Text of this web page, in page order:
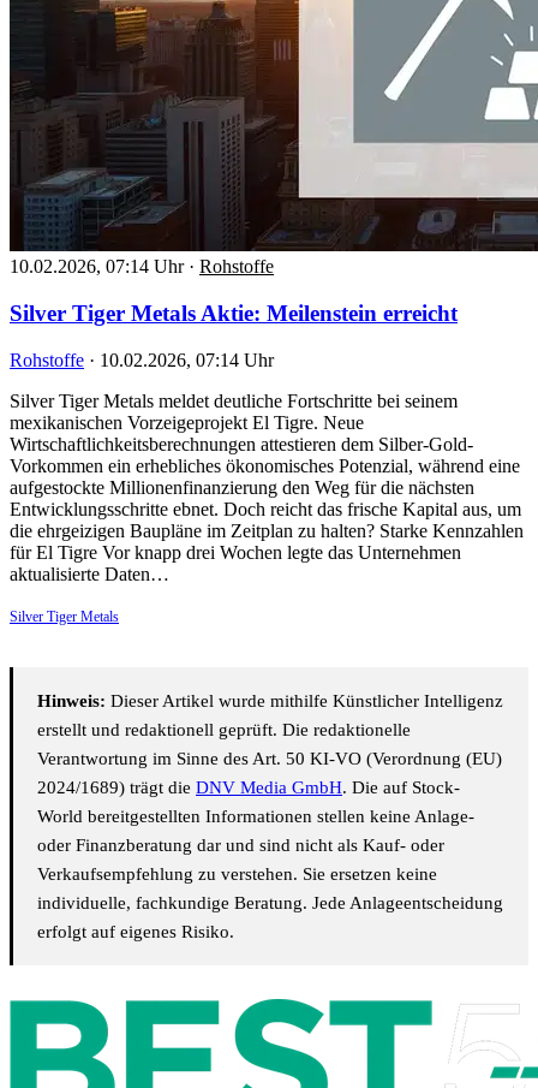
10.02.2026, 07:14 Uhr · Rohstoffe
Silver Tiger Metals Aktie: Meilenstein erreicht
Rohstoffe · 10.02.2026, 07:14 Uhr
Silver Tiger Metals meldet deutliche Fortschritte bei seinem
mexikanischen Vorzeigeprojekt El Tigre. Neue
Wirtschaftlichkeitsberechnungen attestieren dem Silber-Gold-
Vorkommen ein erhebliches ökonomisches Potenzial, während eine
aufgestockte Millionenfinanzierung den Weg für die nächsten
Entwicklungsschritte ebnet. Doch reicht das frische Kapital aus, um
die ehrgeizigen Baupläne im Zeitplan zu halten? Starke Kennzahlen
für El Tigre Vor knapp drei Wochen legte das Unternehmen
aktualisierte Daten…
Silver Tiger Metals
Hinweis: Dieser Artikel wurde mithilfe Künstlicher Intelligenz
erstellt und redaktionell geprüft. Die redaktionelle
Verantwortung im Sinne des Art. 50 KI-VO (Verordnung (EU)
2024/1689) trägt die DNV Media GmbH. Die auf Stock-
World bereitgestellten Informationen stellen keine Anlage-
oder Finanzberatung dar und sind nicht als Kauf- oder
Verkaufsempfehlung zu verstehen. Sie ersetzen keine
individuelle, fachkundige Beratung. Jede Anlageentscheidung
erfolgt auf eigenes Risiko.